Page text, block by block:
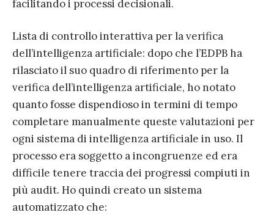
facilitando i processi decisionali.
Lista di controllo interattiva per la verifica
dell’intelligenza artificiale: dopo che l’EDPB ha
rilasciato il suo quadro di riferimento per la
verifica dell’intelligenza artificiale, ho notato
quanto fosse dispendioso in termini di tempo
completare manualmente queste valutazioni per
ogni sistema di intelligenza artificiale in uso. Il
processo era soggetto a incongruenze ed era
difficile tenere traccia dei progressi compiuti in
più audit. Ho quindi creato un sistema
automatizzato che: